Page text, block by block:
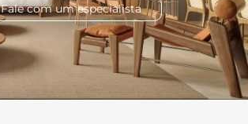
Fale com um especialista